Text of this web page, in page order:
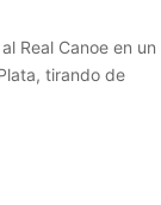
Real Canoe en un
tirando de